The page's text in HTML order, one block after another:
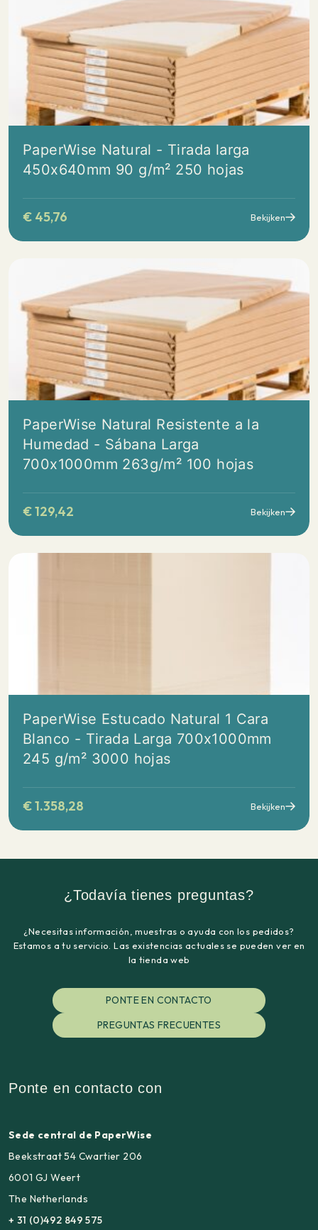
PaperWise Natural - Tirada larga
450x640mm 90 g/m² 250 hojas
€ 45,76 Bekijken
PaperWise Natural Resistente a la
Humedad - Sábana Larga
700x1000mm 263g/m² 100 hojas
€129,42 Bekijken
PaperWise Estucado Natural 1 Cara
Blanco - Tirada Larga 700x1000mm
245 g/m² 3000 hojas
€1.358,28 Bekijken
¿Todavía tienes preguntas?
¿Necesitas información, muestras o ayuda con los pedidos?
Estamos a tu servicio. Las existencias actuales se pueden ver en
la tienda web
PONTE EN CONTACTO
PREGUNTAS FRECUENTES
Ponte en contacto con
Sede central de PaperWise
Beekstraat 54 Cwartier 206
6001 GJ Weert
The Netherlands
+ 31 (0)492 849 575